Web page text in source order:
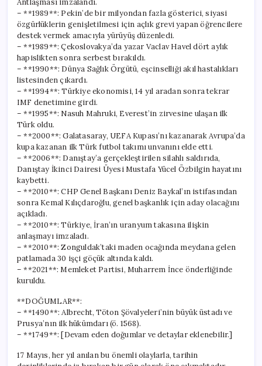
– **1989**: Pekin’de bir milyondan fazla gösterici, siyasi
özgürlüklerin genişletilmesi için açlık grevi yapan öğrencilere
destek vermek amacıyla yürüyüş düzenledi.
– **1989**: Çekoslovakya’da yazar Vaclav Havel dört aylık
hapislikten sonra serbest bırakıldı.
– **1990**: Dünya Sağlık Örgütü, eşcinselliği akıl hastalıkları
listesinden çıkardı.
– **1994**: Türkiye ekonomisi, 14 yıl aradan sonra tekrar
IMF denetimine girdi.
– **1995**: Nasuh Mahruki, Everest’in zirvesine ulaşan ilk
Türk oldu.
– **2000**: Galatasaray, UEFA Kupası’nı kazanarak Avrupa’da
kupa kazanan ilk Türk futbol takımı unvanını elde etti.
– **2006**: Danıştay’a gerçekleştirilen silahlı saldırıda,
Danıştay İkinci Dairesi Üyesi Mustafa Yücel Özbilgin hayatını
kaybetti.
– **2010**: CHP Genel Başkanı Deniz Baykal’ın istifasından
sonra Kemal Kılıçdaroğlu, genel başkanlık için aday olacağını
açıkladı.
– **2010**: Türkiye, İran’ın uranyum takasına ilişkin
anlaşmayı imzaladı.
– **2010**: Zonguldak’taki maden ocağında meydana gelen
patlamada 30 işçi göçük altında kaldı.
– **2021**: Memleket Partisi, Muharrem İnce önderliğinde
kuruldu.
**DOĞUMLAR**:
– **1490**: Albrecht, Töton Şövalyeleri’nin büyük üstadı ve
Prusya’nın ilk hükümdarı (ö. 1568).
– **1749**: [Devam eden doğumlar ve detaylar eklenebilir.]
17 Mayıs, her yıl anılan bu önemli olaylarla, tarihin